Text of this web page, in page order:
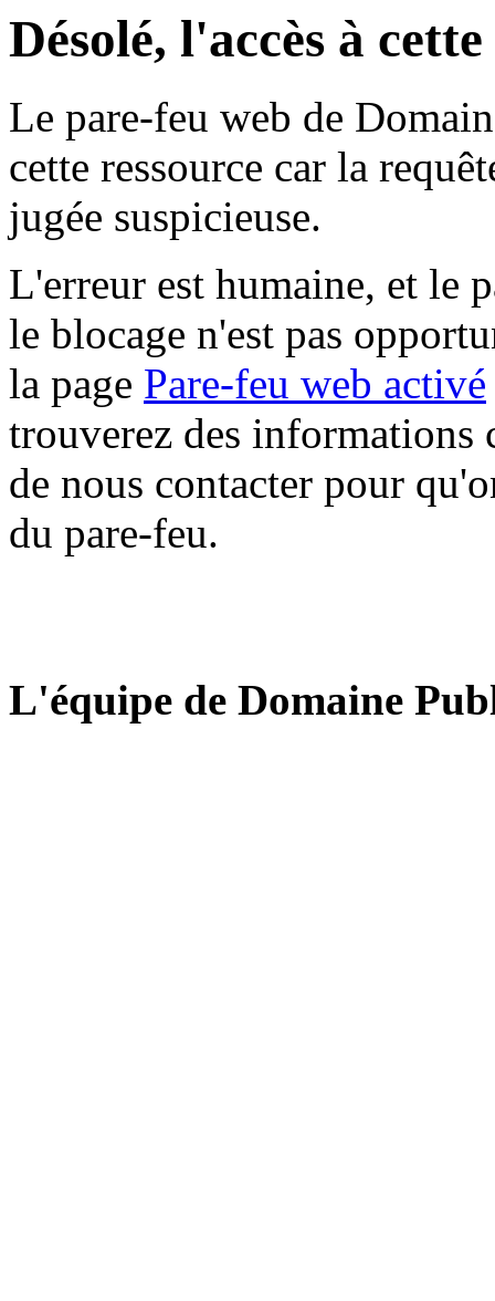
Désolé, l'accès à
Le pare-feu web de
cette ressource car la
jugée suspicieuse.
L'erreur est humaine, et le
le blocage n'est pas
la page Pare-feu web activé
trouverez des informations
de nous contacter pour
du pare-feu.
L'équipe de Domaine